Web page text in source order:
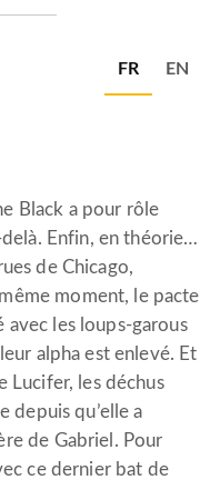
FR EN
Black a pour rôle
delà. Enfin, en théorie…
de Chicago,
moment, le pacte
avec les loups-garous
alpha est enlevé. Et
Lucifer, les déchus
depuis qu’elle a
de Gabriel. Pour
ce dernier bat de